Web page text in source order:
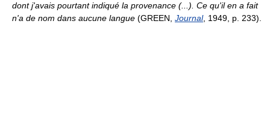
dont j'avais pourtant indiqué la provenance (...). Ce qu'il en a fait
n'a de nom dans aucune langue (GREEN, Journal, 1949, p. 233).